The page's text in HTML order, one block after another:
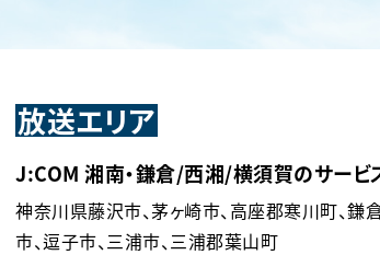
放送エリア
J:COM 湘南・鎌倉/西湘/横須賀のサービ
神奈川県藤沢市、茅ヶ崎市、高座郡寒川町、鎌
市、逗子市、三浦市、三浦郡葉山町